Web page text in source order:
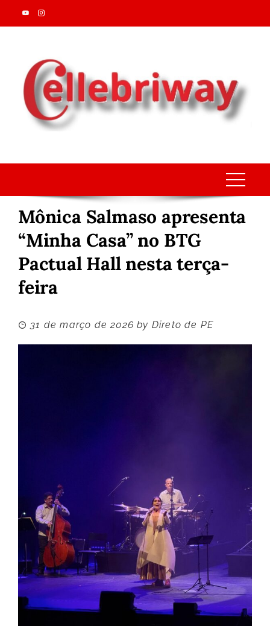
Skip
to
Mônica Salmaso apresenta
“Minha Casa” no BTG
Pactual Hall nesta terça-
feira
31 de março de 2026 by Direto de PE